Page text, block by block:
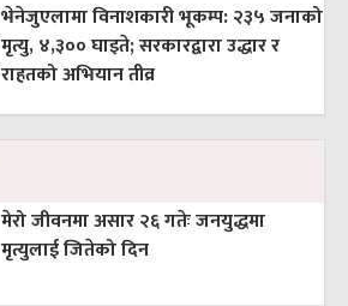
भेनेजुएलामा विनाशकारी भूकम्प: २३५ जनाको
मृत्यु, ४,३०० घाइते; सरकारद्वारा उद्धार र
राहतको अभियान तीव्र
मेरो जीवनमा असार २६ गतेः जनयुद्धमा
मृत्युलाई जितेको दिन